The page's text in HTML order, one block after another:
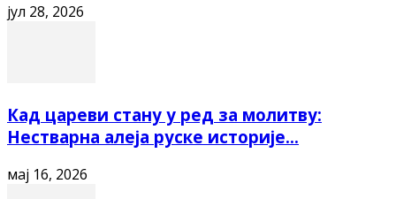
јул 28, 2026
Кад цареви стану у ред за молитву:
Нестварна алеја руске историје...
мај 16, 2026